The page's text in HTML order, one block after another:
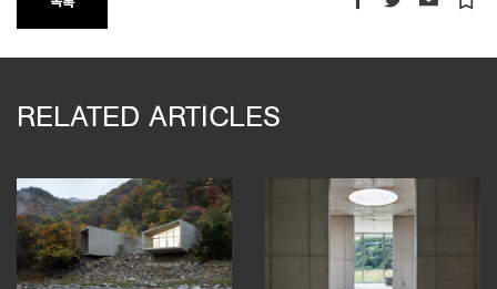
목록
RELATED ARTICLES